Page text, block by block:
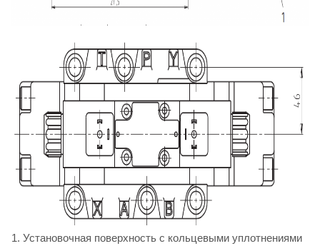
1. Установочная поверхность с кольцевыми уплотнениями